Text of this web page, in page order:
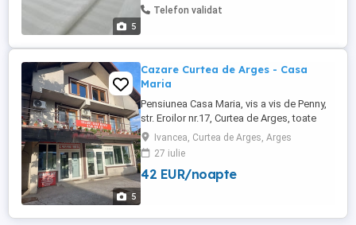
5
Telefon validat
5
Cazare Curtea de Arges - Casa
Maria
Pensiunea Casa Maria, vis a vis de Penny,
str. Eroilor nr.17, Curtea de Arges, toate
camerele sunt dotate cu AC, televizor,
frigider , baie proprie, acces la bucatarie.
Ivancea, Curtea de Arges, Arges
27 iulie
42 EUR/noapte